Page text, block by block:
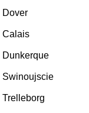
Dover
Calais
Dunkerque
Swinoujscie
Trelleborg